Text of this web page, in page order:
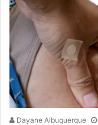
Dayane Albuquerque